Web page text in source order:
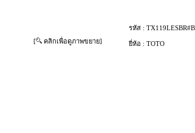
[ คลิกเพื่อดูภาพขยาย]
รหัส :
ยี่ห้อ : TOTO